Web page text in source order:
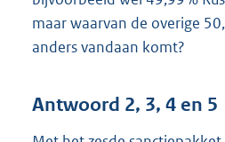
maar waarvan de overige
anders vandaan komt?
Antwoord 2, 3, 4 en 5